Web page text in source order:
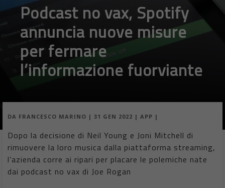
Podcast no vax, Spotify
annuncia nuove misure
per fermare
l’informazione fuorviante
DA FRANCESCO MARINO | 31 GEN 2022 | APP |
Dopo la decisione di Neil Young e Joni Mitchell di
rimuovere la loro musica dalla piattaforma streaming,
l’azienda corre ai ripari per placare le polemiche nate
dai podcast no vax di Joe Rogan